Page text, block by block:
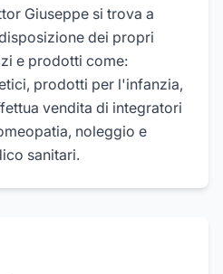
Giuseppe si trova a
dei propri
e prodotti come:
prodotti per l'infanzia,
vendita di integratori
noleggio e
sanitari.